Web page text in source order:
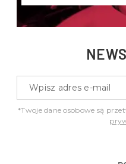
*Twoje dane osobowe są